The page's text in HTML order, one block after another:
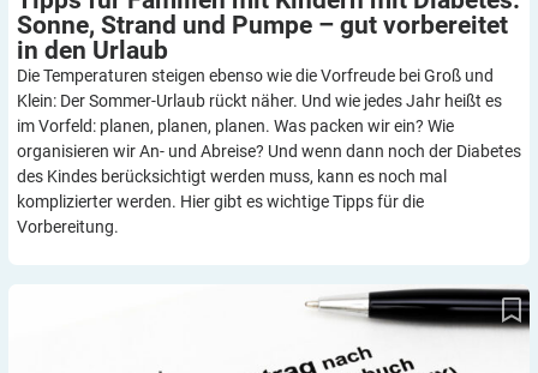
Sonne, Strand und Pumpe – gut vorbereitet
in den Urlaub
Die Temperaturen steigen ebenso wie die Vorfreude bei Groß und
Klein: Der Sommer-Urlaub rückt näher. Und wie jedes Jahr heißt es
im Vorfeld: planen, planen, planen. Was packen wir ein? Wie
organisieren wir An- und Abreise? Und wenn dann noch der Diabetes
des Kindes berücksichtigt werden muss, kann es noch mal
komplizierter werden. Hier gibt es wichtige Tipps für die
Vorbereitung.
GdB 50 plus Merkzeichen H: Recht auf Status einer
Schwerbehinderung?